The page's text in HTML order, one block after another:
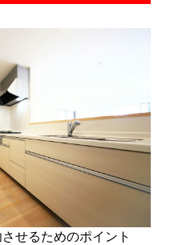
せるためのポイント